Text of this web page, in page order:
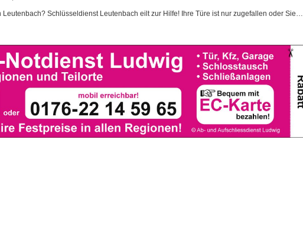
Leutenbach? Schlüsseldienst Leutenbach eilt zur Hilfe! Ihre Türe ist nur zugefallen oder Sie…